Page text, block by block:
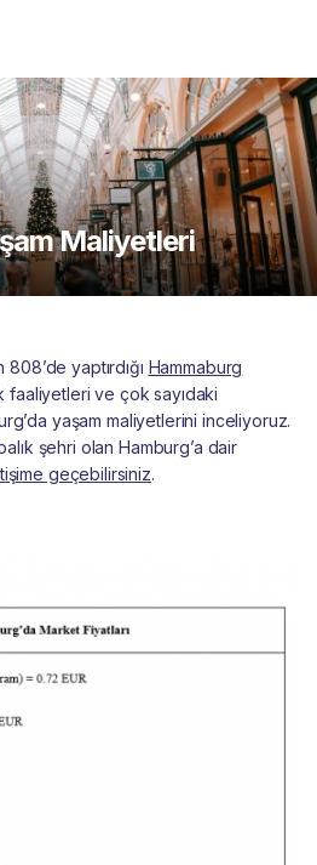
Maliyetleri
808’de yaptırdığı Hammaburg
faaliyetleri ve çok sayıdaki
yaşam maliyetlerini inceliyoruz.
şehri olan Hamburg’a dair
geçebilirsiniz.